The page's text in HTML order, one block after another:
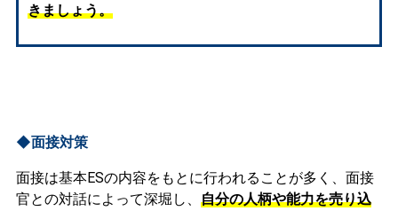
きましょう。
◆面接対策
面接は基本ESの内容をもとに行われることが多く、面接
官との対話によって深堀し、 自分の人柄や能力を売り込